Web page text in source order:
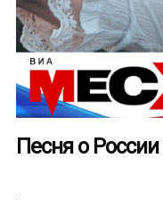
Песня о России